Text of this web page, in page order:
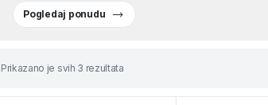
Pogledaj ponudu
Prikazano je svih 3 rezultata